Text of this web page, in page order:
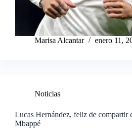
Marisa Alcantar enero 11,
Noticias
Lucas Hernández, feliz de compartir
Mbappé